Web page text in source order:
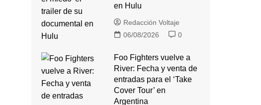
en Hulu
Redacción Voltaje
06/08/2026
0
Foo Fighters vuelve a
River: Fecha y venta de
entradas para el ‘Take
Cover Tour’ en
Argentina